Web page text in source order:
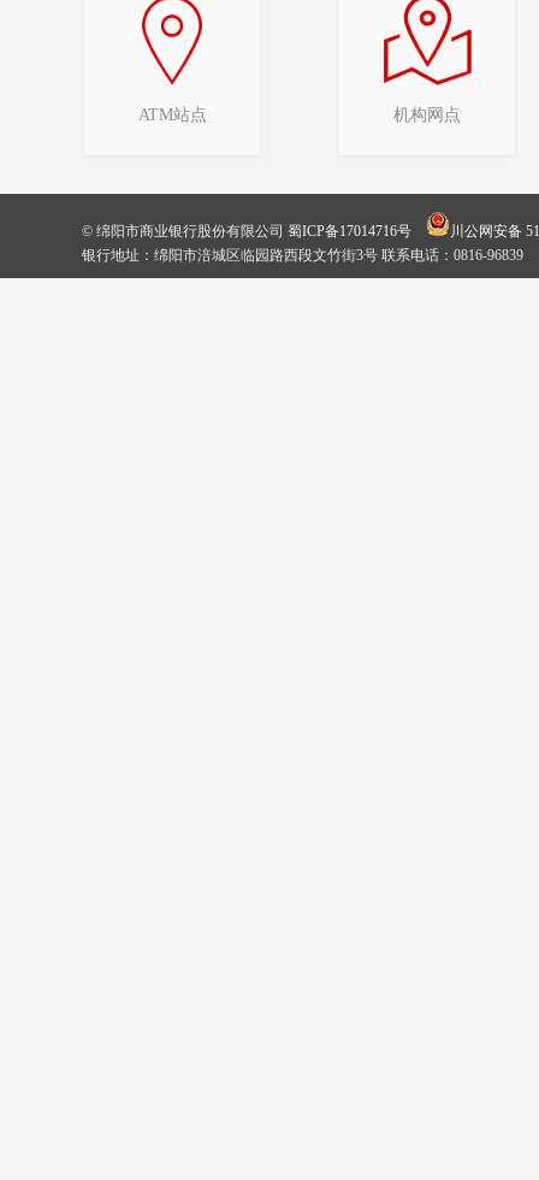
ATM站点 机构网点
© 绵阳市商业银行股份有限公司 蜀ICP备17014716号
川公网安备
银行地址：绵阳市涪城区临园路西段文竹街3号 联系电话：0816-96839